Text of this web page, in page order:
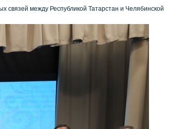
связей между Республикой Татарстан и Челябинской